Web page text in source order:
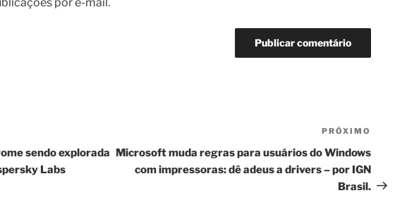
sendo explorada
Labs
post
PRÓXIMO
Microsoft muda regras para usuários do Windows
com impressoras: dê adeus a drivers – por IGN
Brasil.